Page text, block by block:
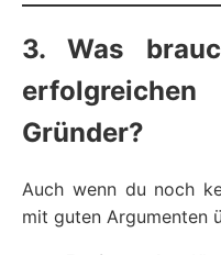
3. Was
Gründer?
Auch wenn du noch
mit guten Argumenten